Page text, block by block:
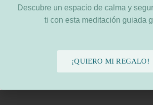
Toma distancia física (y
Desvía tu atención, haz otras
Descubre un espacio de calma y
ti con esta meditación guiada
¡QUIERO MI REGALO!